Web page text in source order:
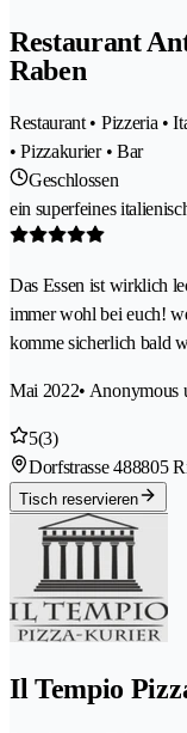
Restaurant
Raben
Restaurant • Pizzeria •
• Pizzakurier • Bar
Geschlossen
ein superfeines
Das Essen ist wirklich
immer wohl bei euch!
komme sicherlich bald
Mai 2022• Anonymous
5(3)
Dorfstrasse 488805
Tisch reservieren
Il Tempio